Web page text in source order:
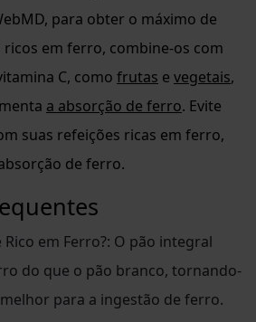
para obter o máximo de
ricos em ferro, combine-os com
C, como frutas e vegetais,
a absorção de ferro. Evite
suas refeições ricas em ferro,
de ferro.
Rico em Ferro?: O pão integral
do que o pão branco, tornando-
para a ingestão de ferro.